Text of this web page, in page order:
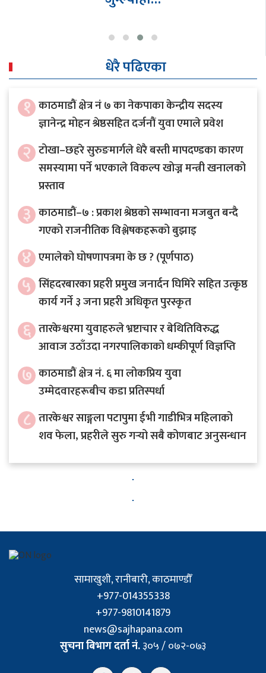
धेरै पढिएका
१ काठमाडौं क्षेत्र नं ७ का नेकपाका केन्द्रीय सदस्य
ज्ञानेन्द्र मोहन श्रेष्ठसहित दर्जनौं युवा एमाले प्रवेश
२ टोखा–छहरे सुरुङमार्गले धेरै बस्ती मापदण्डका कारण
समस्यामा पर्ने भएकाले विकल्प खोज्न मन्त्री खनालको
प्रस्ताव
३ काठमाडौं–७ : प्रकाश श्रेष्ठको सम्भावना मजबुत बन्दै
गएको राजनीतिक विश्लेषकहरूको बुझाइ
४ एमालेको घोषणापत्रमा के छ ? (पूर्णपाठ)
५ सिंहदरबारका प्रहरी प्रमुख जनार्दन घिमिरे सहित उत्कृष्ठ
कार्य गर्ने ३ जना प्रहरी अधिकृत पुरस्कृत
६ तारकेश्वरमा युवाहरुले भ्रष्टाचार र बेथितिविरुद्ध
आवाज उठाँउदा नगरपालिकाको धम्कीपूर्ण विज्ञप्ति
७ काठमाडौं क्षेत्र नं. ६ मा लोकप्रिय युवा
उम्मेदवारहरूबीच कडा प्रतिस्पर्धा
८ तारकेश्वर साङ्गला पटापुमा ईभी गाडीभित्र महिलाको
शव फेला, प्रहरीले सुरु गर्‍यो सबै कोणबाट अनुसन्धान
सामाखुशी, रानीबारी, काठमाण्डौँ
+977-014355338
+977-9810141879
news@sajhapana.com
सुचना बिभाग दर्ता नं.३०५ / ०७२-०७३